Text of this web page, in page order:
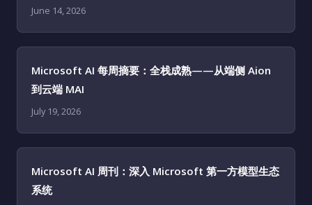
June 14, 2026
Microsoft AI 每周摘要：全栈成熟——从端侧 Aion
到云端 MAI
July 19, 2026
Microsoft AI 周刊：深入 Microsoft 第一方模型生态
系统